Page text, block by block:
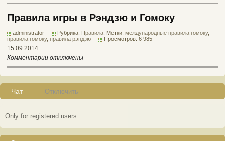
Правила игры в Рэндзю и Гомоку
administrator Рубрика: Правила . Метки: международные правила гомоку,
правила гомоку, правила рэндзю Просмотров: 6 985
15.09.2014
Комментарии отключены
Чат Отключить
Only for registered users